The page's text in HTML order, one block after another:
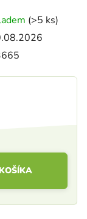
(>5 ks)